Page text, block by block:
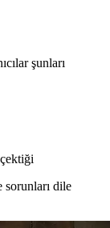
şunları
sorunları dile